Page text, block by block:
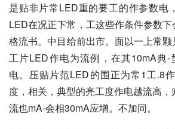
是贴非片常LED重的要工的作参数电
LED在况正下常，工这些作条件参数
格流书。中目给前出市。面以一上常
工片LED作电为流例，在其10mA典-
电。压贴片范LED的围正为常1工.8
度，相关，典型的亮工度作电越流高
流也mA-会相30mA应增。不加同。